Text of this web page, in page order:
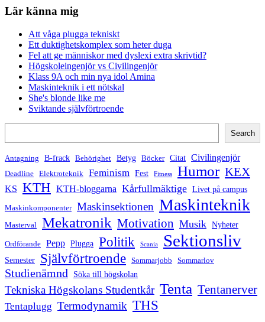
Lär känna mig
Att våga plugga tekniskt
Ett duktighetskomplex som heter duga
Fel att ge människor med dyslexi extra skrivtid?
Högskoleingenjör vs Civilingenjör
Klass 9A och min nya idol Amina
Maskinteknik i ett nötskal
She's blonde like me
Sviktande självförtroende
Search
Antagning B-frack Behörighet Betyg Böcker Citat Civilingenjör
Deadline Elektroteknik Feminism Fest Fitness Humor KEX
KS KTH KTH-bloggarna Kårfullmäktige Livet på campus
Maskinkomponenter Maskinsektionen Maskinteknik
Masterval Mekatronik Motivation Musik Nyheter
Ordförande Pepp Plugga Politik Scania Sektionsliv
Semester Självförtroende Sommarjobb Sommarlov
Studienämnd Söka till högskolan
Tekniska Högskolans Studentkår Tenta Tentanerver
Tentaplugg Termodynamik THS